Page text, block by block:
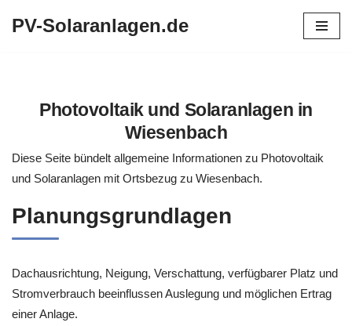
PV-Solaranlagen.de
Photovoltaik und Solaranlagen in
Wiesenbach
Diese Seite bündelt allgemeine Informationen zu Photovoltaik
und Solaranlagen mit Ortsbezug zu Wiesenbach.
Planungsgrundlagen
Dachausrichtung, Neigung, Verschattung, verfügbarer Platz und
Stromverbrauch beeinflussen Auslegung und möglichen Ertrag
einer Anlage.